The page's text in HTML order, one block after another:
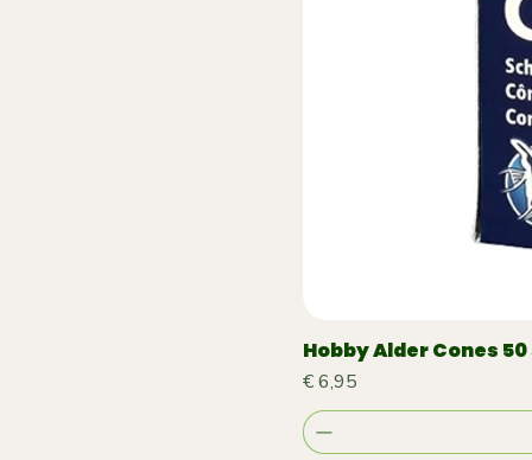
Hobby Alder Cones
Prijs
€ 6,95